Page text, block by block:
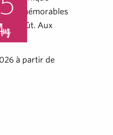
mémorables
15 août. Aux
à partir de